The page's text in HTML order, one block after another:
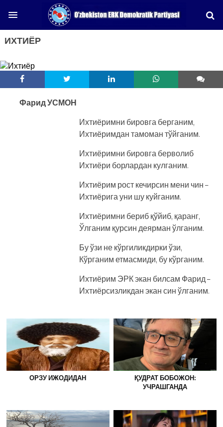
ИХТИЁР
Фарид УСМОН
Ихтиёримни бировга берганим,
Ихтиёримдан тамоман тўйганим.
Ихтиёримни бировга берволиб
Ихтиёри борлардан кулганим.
Ихтиёрим рост кечирсин мени чин –
Ихтиёрига уни шу куйганим.
Ихтиёримни бериб қўйиб, қаранг,
Ўлганим қурсин деярман ўлганим.
Бу ўзи не кўргиликдирки ўзи,
Кўрганим етмасмиди, бу кўрганим.
Ихтиёрим ЭРК экан билсам Фарид –
Ихтиёрсизликдан экан син ўлганим.
ОРЗУ ИЖОДИДАН
ҚУДРАТ БОБОЖОН:
УЧРАШГАНДА